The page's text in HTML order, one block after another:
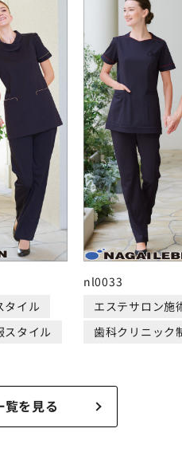
タイル
スタイル
nl0033
エステサロン施
歯科クリニック
を見る